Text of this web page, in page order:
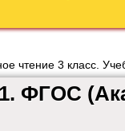
чтение 3 класс.
ФГОС